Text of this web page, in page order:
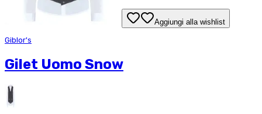
Aggiungi alla wishlist
Giblor's
Gilet Uomo Snow